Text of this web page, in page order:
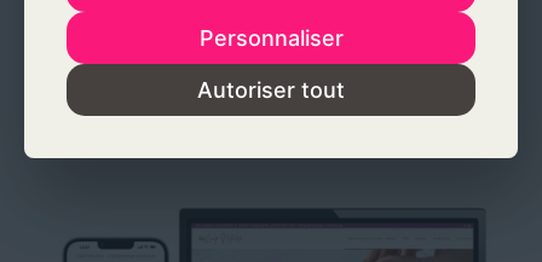
Personnaliser
Autoriser tout
Personnaliser
Autoriser tout